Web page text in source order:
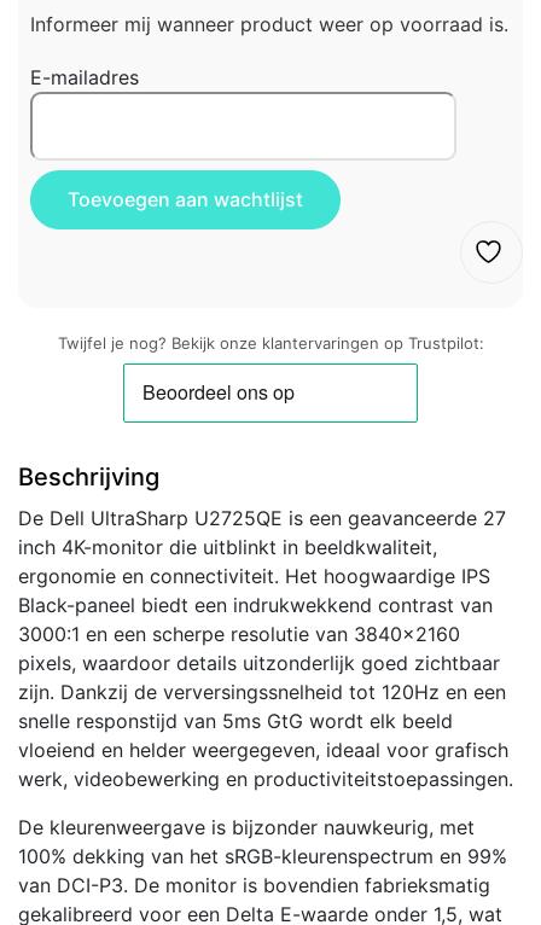
Informeer mij wanneer product weer op voorraad is.
E-mailadres
Twijfel je nog? Bekijk onze klantervaringen op Trustpilot:
Beschrijving
De Dell UltraSharp U2725QE is een geavanceerde 27
inch 4K-monitor die uitblinkt in beeldkwaliteit,
ergonomie en connectiviteit. Het hoogwaardige IPS
Black-paneel biedt een indrukwekkend contrast van
3000:1 en een scherpe resolutie van 3840×2160
pixels, waardoor details uitzonderlijk goed zichtbaar
zijn. Dankzij de verversingssnelheid tot 120Hz en een
snelle responstijd van 5ms GtG wordt elk beeld
vloeiend en helder weergegeven, ideaal voor grafisch
werk, videobewerking en productiviteitstoepassingen.
De kleurenweergave is bijzonder nauwkeurig, met
100% dekking van het sRGB-kleurenspectrum en 99%
van DCI-P3. De monitor is bovendien fabrieksmatig
gekalibreerd voor een Delta E-waarde onder 1,5, wat